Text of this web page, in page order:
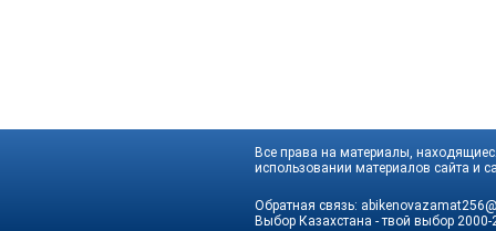
Все права на материалы,
использовании материалов сайта и
Обратная связь:
Выбор Казахстана - твой выбор 2000-